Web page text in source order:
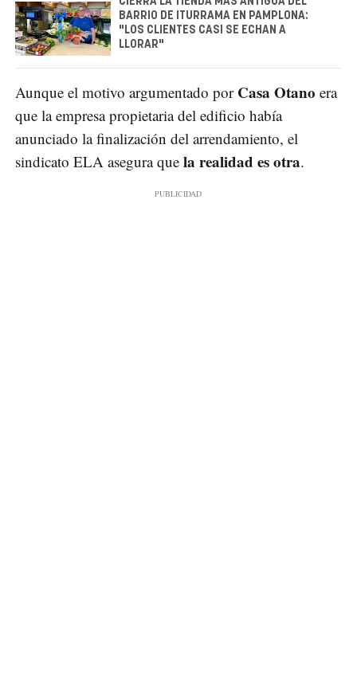
BARRIO DE ITURRAMA EN PAMPLONA:
"LOS CLIENTES CASI SE ECHAN A
LLORAR"
Aunque el motivo argumentado por Casa Otano era
que la empresa propietaria del edificio había
anunciado la finalización del arrendamiento, el
sindicato ELA asegura que la realidad es otra.